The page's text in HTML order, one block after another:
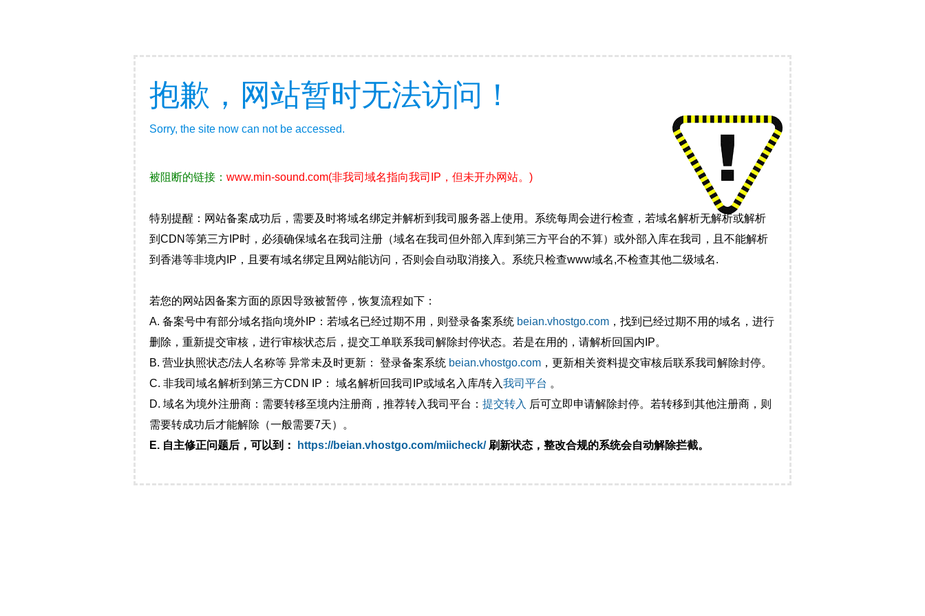
抱歉，网站暂时无法访问！
Sorry, the site now can not be accessed.
被阻断的链接： www.min-sound.com(非我司域名指向我司IP，但未开办网站。)
特别提醒：网站备案成功后，需要及时将域名绑定并解析到我司服务器上使用。系统每周会进行检查，若域名解析无解析或解析
到CDN等第三方IP时，必须确保域名在我司注册（域名在我司但外部入库到第三方平台的不算）或外部入库在我司，且不能解析
到香港等非境内IP，且要有域名绑定且网站能访问，否则会自动取消接入。系统只检查www域名,不检查其他二级域名.
若您的网站因备案方面的原因导致被暂停，恢复流程如下：
A. 备案号中有部分域名指向境外IP：若域名已经过期不用，则登录备案系统 beian.vhostgo.com ，找到已经过期不用的域名，进行
删除，重新提交审核，进行审核状态后，提交工单联系我司解除封停状态。若是在用的，请解析回国内IP。
B. 营业执照状态/法人名称等 异常未及时更新： 登录备案系统 beian.vhostgo.com ，更新相关资料提交审核后联系我司解除封停。
C. 非我司域名解析到第三方CDN IP： 域名解析回我司IP或域名入库/转入我司平台 。
D. 域名为境外注册商：需要转移至境内注册商，推荐转入我司平台： 提交转入 后可立即申请解除封停。若转移到其他注册商，则
需要转成功后才能解除（一般需要7天）。
E. 自主修正问题后，可以到：
https://beian.vhostgo.com/miicheck/刷新状态，整改合规的系统会自动解除拦截。